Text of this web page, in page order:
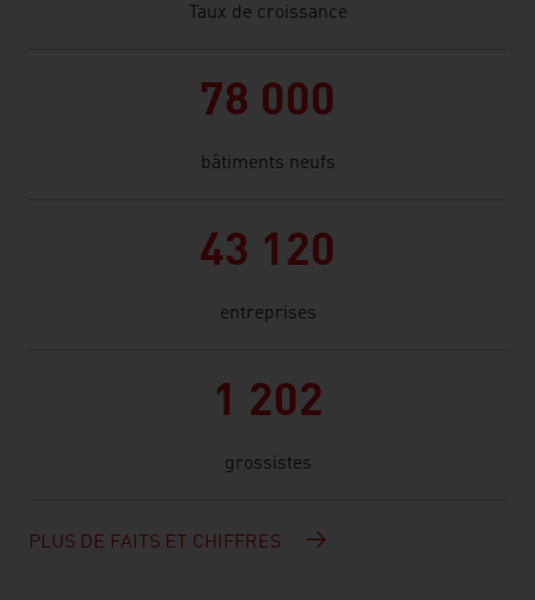
Taux de croissance
78 000
bâtiments neufs
43 120
entreprises
1 202
grossistes
PLUS DE FAITS ET CHIFFRES